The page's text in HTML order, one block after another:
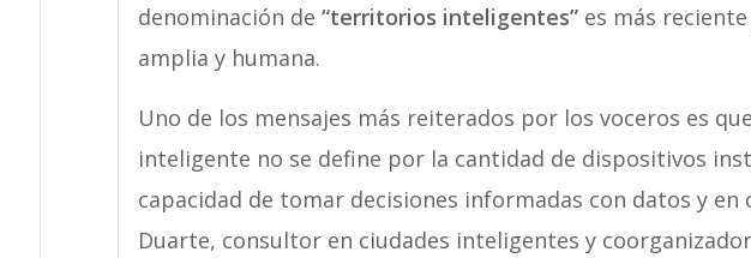
denominación de “territorios inteligentes”es más
amplia y humana.
Uno de los mensajes más reiterados por los voceros es
inteligente no se define por la cantidad de dispositivos
capacidad de tomar decisiones informadas con datos y en
Duarte, consultor en ciudades inteligentes y